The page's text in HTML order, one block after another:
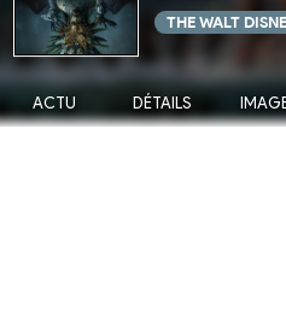
THE WALT
ACTU DÉTAILS